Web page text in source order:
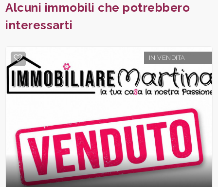
Alcuni immobili che potrebbero
interessarti
IN VENDITA